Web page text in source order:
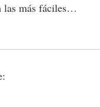
las más fáciles…